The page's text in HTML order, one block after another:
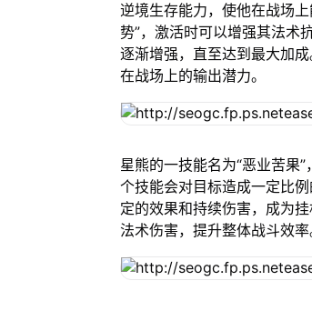
逆境生存能力，使他在战场
势”，激活时可以增强其法术
逐渐增强，直至达到最大加
在战场上的输出潜力。
星熊的一技能名为“恶业苦果
个技能会对目标造成一定比
定的效果和持续伤害，成为
法术伤害，提升整体战斗效率